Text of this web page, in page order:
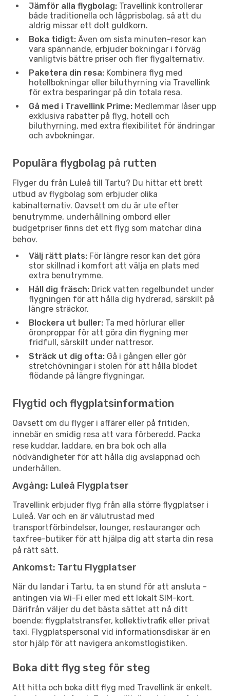
Jämför alla flygbolag: Travellink kontrollerar
både traditionella och lågprisbolag, så att du
aldrig missar ett dolt guldkorn.
Boka tidigt: Även om sista minuten-resor kan
vara spännande, erbjuder bokningar i förväg
vanligtvis bättre priser och fler flygalternativ.
Paketera din resa: Kombinera flyg med
hotellbokningar eller biluthyrning via Travellink
för extra besparingar på din totala resa.
Gå med i Travellink Prime: Medlemmar låser upp
exklusiva rabatter på flyg, hotell och
biluthyrning, med extra flexibilitet för ändringar
och avbokningar.
Populära flygbolag på rutten
Flyger du från Luleå till Tartu? Du hittar ett brett
utbud av flygbolag som erbjuder olika
kabinalternativ. Oavsett om du är ute efter
benutrymme, underhållning ombord eller
budgetpriser finns det ett flyg som matchar dina
behov.
Välj rätt plats: För längre resor kan det göra
stor skillnad i komfort att välja en plats med
extra benutrymme.
Håll dig fräsch: Drick vatten regelbundet under
flygningen för att hålla dig hydrerad, särskilt på
längre sträckor.
Blockera ut buller: Ta med hörlurar eller
öronproppar för att göra din flygning mer
fridfull, särskilt under nattresor.
Sträck ut dig ofta: Gå i gången eller gör
stretchövningar i stolen för att hålla blodet
flödande på längre flygningar.
Flygtid och flygplatsinformation
Oavsett om du flyger i affärer eller på fritiden,
innebär en smidig resa att vara förberedd. Packa
rese kuddar, laddare, en bra bok och alla
nödvändigheter för att hålla dig avslappnad och
underhållen.
Avgång: Luleå Flygplatser
Travellink erbjuder flyg från alla större flygplatser i
Luleå. Var och en är välutrustad med
transportförbindelser, lounger, restauranger och
taxfree-butiker för att hjälpa dig att starta din resa
på rätt sätt.
Ankomst: Tartu Flygplatser
När du landar i Tartu, ta en stund för att ansluta –
antingen via Wi-Fi eller med ett lokalt SIM-kort.
Därifrån väljer du det bästa sättet att nå ditt
boende: flygplatstransfer, kollektivtrafik eller privat
taxi. Flygplatspersonal vid informationsdiskar är en
stor hjälp för att navigera ankomstlogistiken.
Boka ditt flyg steg för steg
Att hitta och boka ditt flyg med Travellink är enkelt.